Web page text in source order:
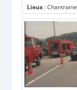
Lieux : Chantraine